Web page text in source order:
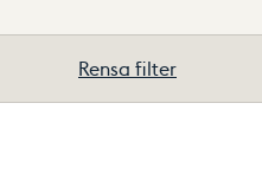
Rensa filter